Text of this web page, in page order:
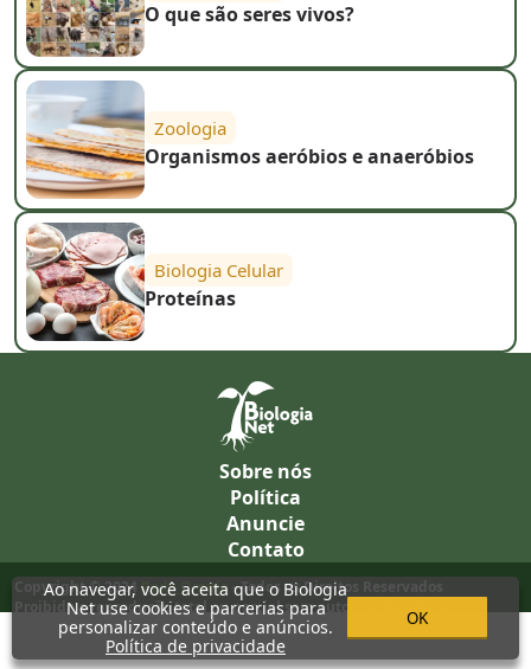
O que são seres vivos?
Zoologia
Organismos aeróbios e anaeróbios
Biologia Celular
Proteínas
Sobre nós
Política
Anuncie
Contato
Copyright © 2024 Rede Omnia - Todos os Direitos Reservados
Proibida a reprodução total ou parcial sem autorização prévia da
equipe (Inciso I do Artigo 29 Lei 9.610/98), salvo para trabalhos
escolares. Todo conteúdo é para fins educacionais.
Ao navegar, você aceita que o Biologia
Net use cookies e parcerias para
personalizar conteúdo e anúncios.
Política de privacidade
OK